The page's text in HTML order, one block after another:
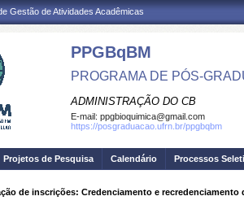
Gestão de Atividades Acadêmicas
PPGBqBM
PROGRAMA DE PÓS-
ADMINISTRAÇÃO DO CB
E-mail: ppgbioquimica@gmail.com
https://posgraduacao.ufrn.br/ppgbqbm
Projetos de Pesquisa Calendário Processos
de inscrições: Credenciamento e recredenciamento